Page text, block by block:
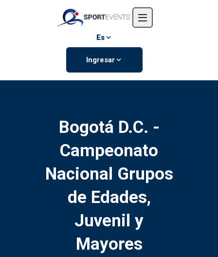
Eventos
Es
Ingresar
Bogotá D.C. -
Campeonato
Nacional Grupos
de Edades,
Juvenil y
Mayores